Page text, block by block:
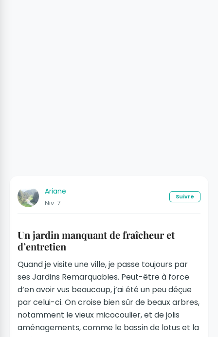
Ariane
Niv. 7
Suivre
Un jardin manquant de fraîcheur et
d’entretien
Quand je visite une ville, je passe toujours par
ses Jardins Remarquables. Peut-être à force
d’en avoir vus beaucoup, j’ai été un peu déçue
par celui-ci. On croise bien sûr de beaux arbres,
notamment le vieux micocoulier, et de jolis
aménagements, comme le bassin de lotus et la